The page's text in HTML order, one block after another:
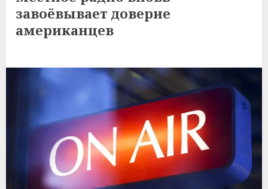
завоёвывает доверие
американцев